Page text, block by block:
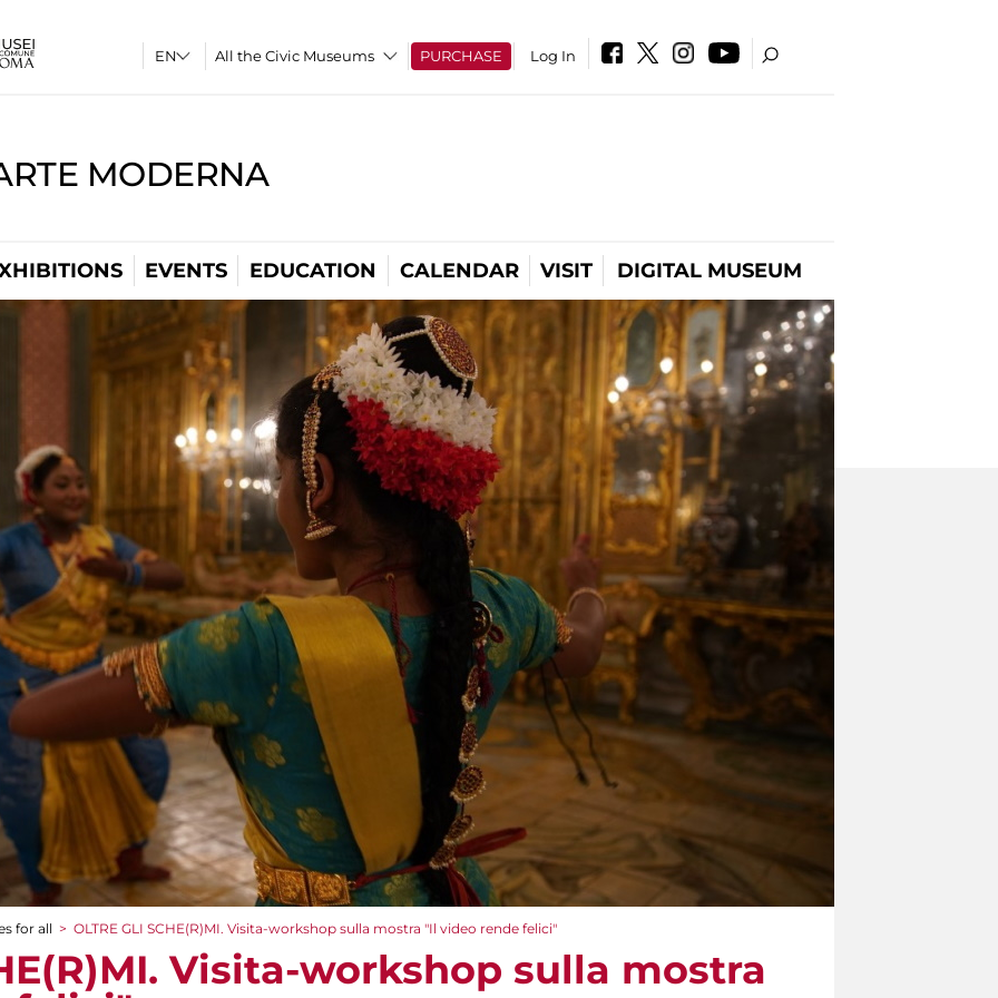
All the Civic Museums PURCHASE Log In
MODERNA
EVENTS EDUCATION CALENDAR VISIT DIGITAL MUSEUM
for all > OLTRE GLI SCHE(R)MI. Visita-workshop sulla mostra "Il video rende felici"
Visita-workshop sulla mostra